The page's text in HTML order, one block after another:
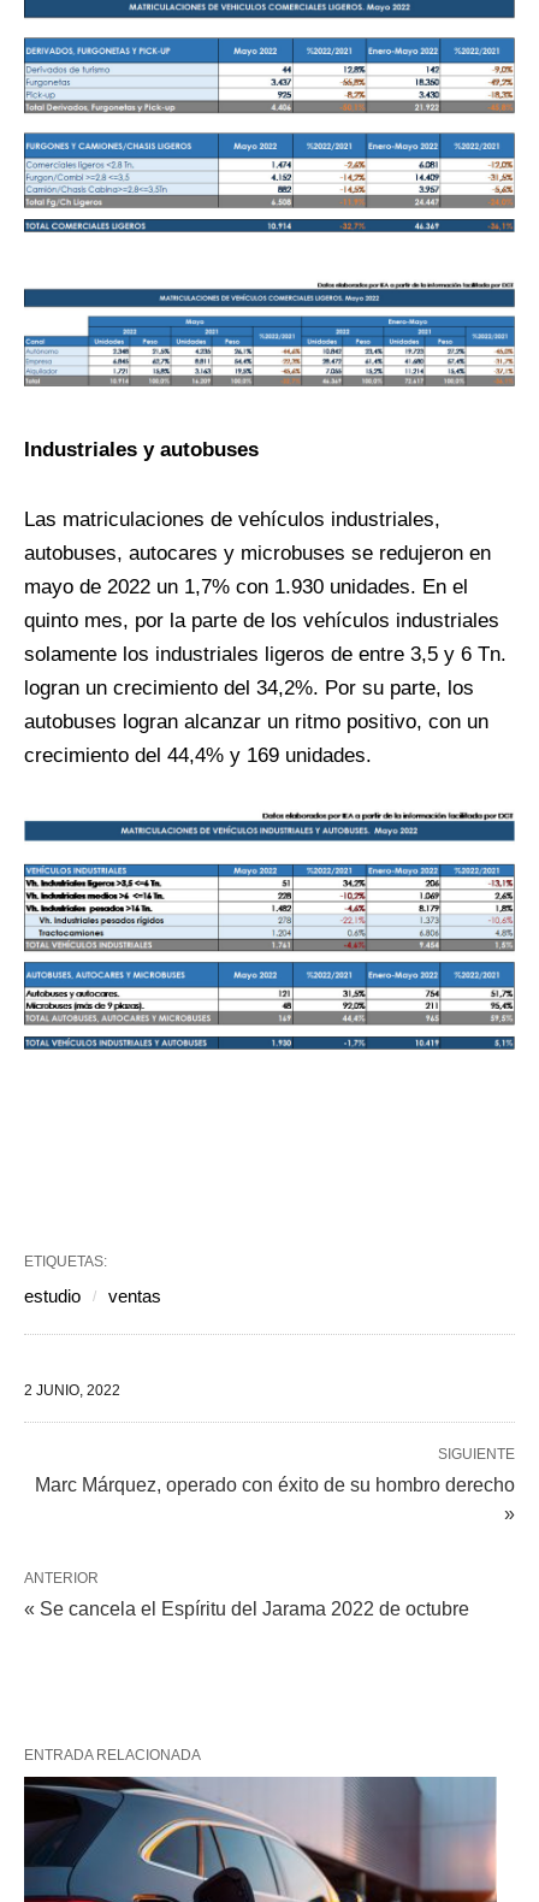
Industriales y autobuses
Las matriculaciones de vehículos industriales,
autobuses, autocares y microbuses se redujeron en
mayo de 2022 un 1,7% con 1.930 unidades. En el
quinto mes, por la parte de los vehículos industriales
solamente los industriales ligeros de entre 3,5 y 6 Tn.
logran un crecimiento del 34,2%. Por su parte, los
autobuses logran alcanzar un ritmo positivo, con un
crecimiento del 44,4% y 169 unidades.
ETIQUETAS:
estudio ventas
2 JUNIO, 2022
SIGUIENTE
Marc Márquez, operado con éxito de su hombro derecho
»
ANTERIOR
« Se cancela el Espíritu del Jarama 2022 de octubre
ENTRADA RELACIONADA